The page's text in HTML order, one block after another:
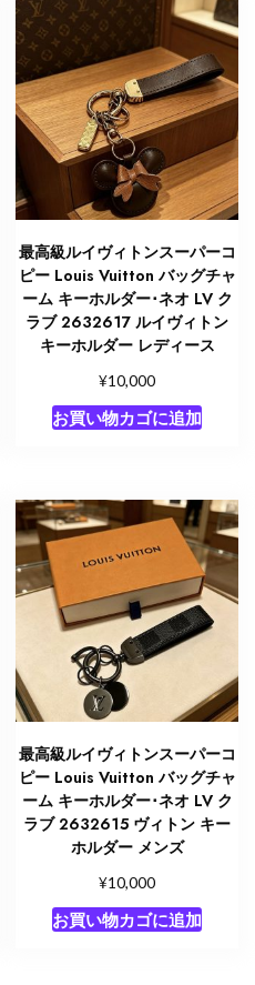
最高級ルイヴィトンスーパーコ
ピー Louis Vuitton バッグチャ
ーム キーホルダー･ネオ LV ク
ラブ 2632617 ルイヴィトン
キーホルダー レディース
¥10,000
お買い物カゴに追加
最高級ルイヴィトンスーパーコ
ピー Louis Vuitton バッグチャ
ーム キーホルダー･ネオ LV ク
ラブ 2632615 ヴィトン キー
ホルダー メンズ
¥10,000
お買い物カゴに追加